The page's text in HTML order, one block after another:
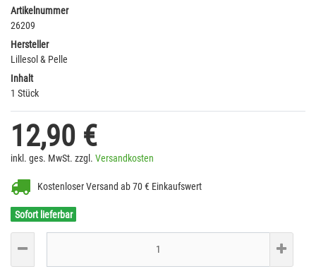
Artikelnummer
26209
Hersteller
Lillesol & Pelle
Inhalt
1 Stück
12,90 €
inkl. ges. MwSt. zzgl. Versandkosten
Kostenloser Versand ab 70 € Einkaufswert
Sofort lieferbar